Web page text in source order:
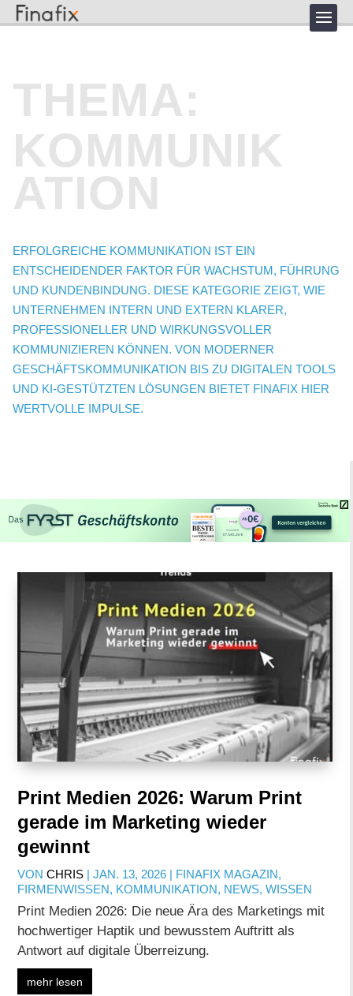
THEMA:
KOMMUNIK
ATION
ERFOLGREICHE KOMMUNIKATION IST EIN
ENTSCHEIDENDER FAKTOR FÜR WACHSTUM, FÜHRUNG
UND KUNDENBINDUNG. DIESE KATEGORIE ZEIGT, WIE
UNTERNEHMEN INTERN UND EXTERN KLARER,
PROFESSIONELLER UND WIRKUNGSVOLLER
KOMMUNIZIEREN KÖNNEN. VON MODERNER
GESCHÄFTSKOMMUNIKATION BIS ZU DIGITALEN TOOLS
UND KI-GESTÜTZTEN LÖSUNGEN BIETET FINAFIX HIER
WERTVOLLE IMPULSE.
Print Medien 2026: Warum Print
gerade im Marketing wieder
gewinnt
VONCHRIS |JAN. 13, 2026 | FINAFIX MAGAZIN,
FIRMENWISSEN, KOMMUNIKATION, NEWS,WISSEN
Print Medien 2026: Die neue Ära des Marketings mit
hochwertiger Haptik und bewusstem Auftritt als
Antwort auf digitale Überreizung.
mehr lesen